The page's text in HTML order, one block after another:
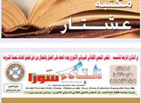
2026-08-03كوبا تغرق في الظلام مجددا
وانهيار الشبكة الكهربائية
2026-08-03
أوامر بإجلاء 60 ألف شخص
بسبب الحرائق في ولاية واشنطن
2026-08-02
مشروع "حسابي" يُمهل
الموظفين حتى نهاية أغسطس لاستلام
بطاقاتهم المصرفية